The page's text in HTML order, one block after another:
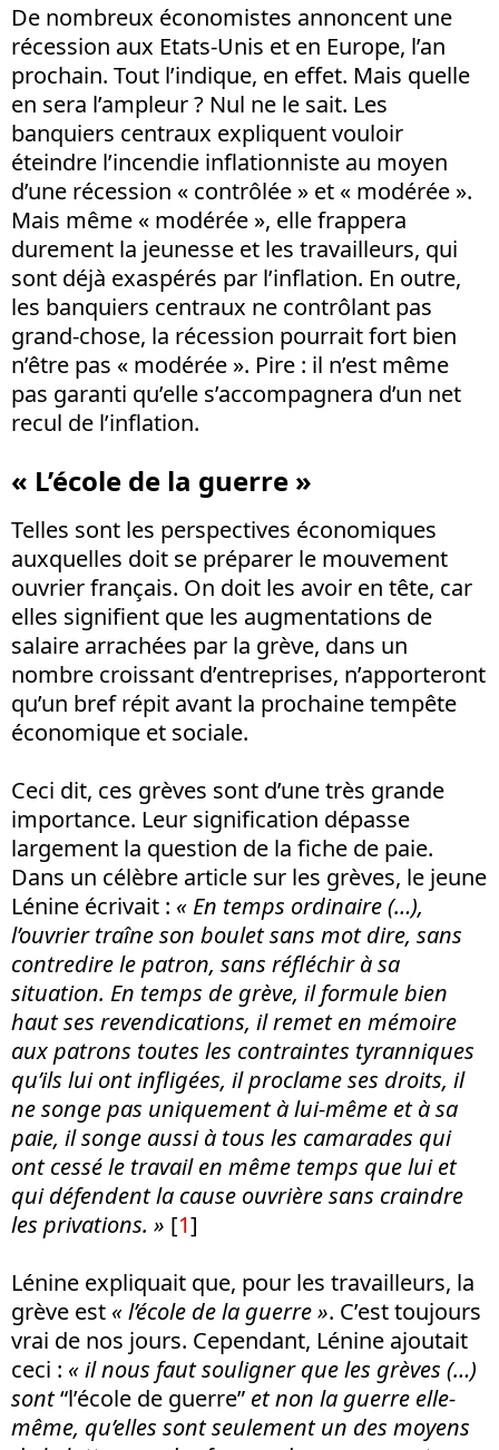
De nombreux économistes annoncent une
récession aux Etats-Unis et en Europe, l’an
prochain. Tout l’indique, en effet. Mais quelle
en sera l’ampleur ? Nul ne le sait. Les
banquiers centraux expliquent vouloir
éteindre l’incendie inflationniste au moyen
d’une récession « contrôlée » et « modérée ».
Mais même « modérée », elle frappera
durement la jeunesse et les travailleurs, qui
sont déjà exaspérés par l’inflation. En outre,
les banquiers centraux ne contrôlant pas
grand-chose, la récession pourrait fort bien
n’être pas « modérée ». Pire : il n’est même
pas garanti qu’elle s’accompagnera d’un net
recul de l’inflation.
« L’école de la guerre »
Telles sont les perspectives économiques
auxquelles doit se préparer le mouvement
ouvrier français. On doit les avoir en tête, car
elles signifient que les augmentations de
salaire arrachées par la grève, dans un
nombre croissant d’entreprises, n’apporteront
qu’un bref répit avant la prochaine tempête
économique et sociale.
Ceci dit, ces grèves sont d’une très grande
importance. Leur signification dépasse
largement la question de la fiche de paie.
Dans un célèbre article sur les grèves, le jeune
Lénine écrivait : « En temps ordinaire (…),
l’ouvrier traîne son boulet sans mot dire, sans
contredire le patron, sans réfléchir à sa
situation. En temps de grève, il formule bien
haut ses revendications, il remet en mémoire
aux patrons toutes les contraintes tyranniques
qu’ils lui ont infligées, il proclame ses droits, il
ne songe pas uniquement à lui-même et à sa
paie, il songe aussi à tous les camarades qui
ont cessé le travail en même temps que lui et
qui défendent la cause ouvrière sans craindre
les privations. » [1]
Lénine expliquait que, pour les travailleurs, la
grève est « l’école de la guerre ». C’est toujours
vrai de nos jours. Cependant, Lénine ajoutait
ceci : « il nous faut souligner que les grèves (…)
sont“l’école de guerre” et non la guerre elle-
même, qu’elles sont seulement un des moyens